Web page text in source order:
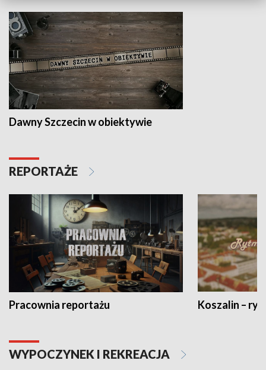
Dawny Szczecin w obiektywie
REPORTAŻE
Pracownia reportażu Koszalin –
WYPOCZYNEK I REKREACJA